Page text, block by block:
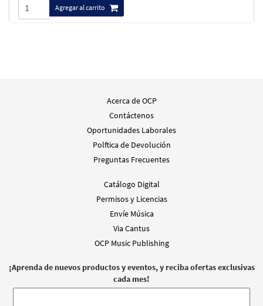
Agregar al carrito
Acerca de OCP
Contáctenos
Oportunidades Laborales
Polftica de Devolución
Preguntas Frecuentes
Catálogo Digital
Permisos y Licencias
Envíe Música
Via Cantus
OCP Music Publishing
¡Aprenda de nuevos productos y eventos, y reciba ofertas exclusivas
cada mes!